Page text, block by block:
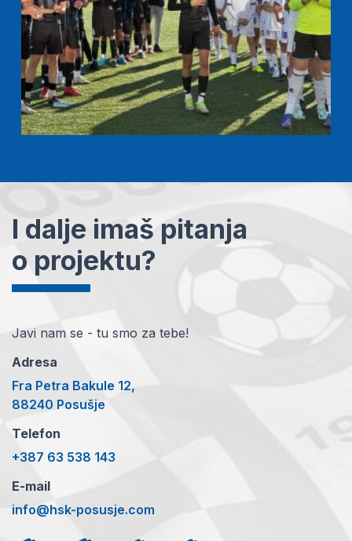
I dalje imaš pitanja
o projektu?
Javi nam se - tu smo za tebe!
Adresa
Fra Petra Bakule 12,
88240 Posušje
Telefon
+387 63 538 143
E-mail
info@hsk-posusje.com